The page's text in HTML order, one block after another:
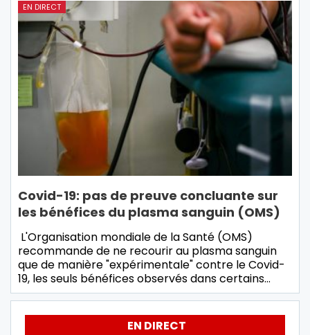
EN DIRECT
Covid-19: pas de preuve concluante sur
les bénéfices du plasma sanguin (OMS)
L'Organisation mondiale de la Santé (OMS)
recommande de ne recourir au plasma sanguin
que de manière "expérimentale" contre le Covid-
19, les seuls bénéfices observés dans certains…
EN DIRECT